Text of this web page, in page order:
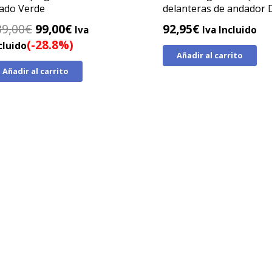
Verde
€ El
precio
original
era:
99,00€El
precio
actual
Iva
(-28.8%)
Añadir al carrito
delanteras de andador
92,95€ Iva Incluido
Añadir al carrito